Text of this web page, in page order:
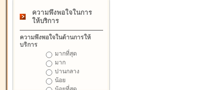
ความพึงพอใจในการ
ให้บริการ
ความพึงพอใจในด้านการให้
บริการ
มากที่สุด
มาก
ปานกลาง
น้อย